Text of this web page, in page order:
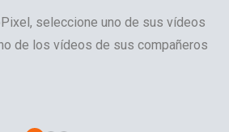
seleccione uno de sus vídeos
de los vídeos de sus compañeros
todos tus vídeos con etiquetas
te facilitará encontrar lo que
¡Sin problema! Con solo unos
para solicitar vídeos a
incluir instrucciones específicas